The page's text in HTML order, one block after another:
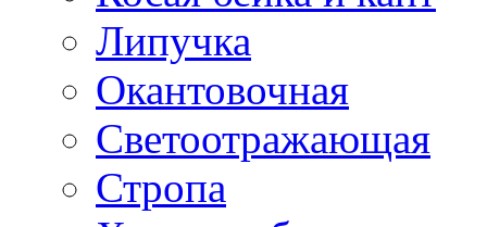
Липучка
Окантовочная
Светоотражающая
Стропа